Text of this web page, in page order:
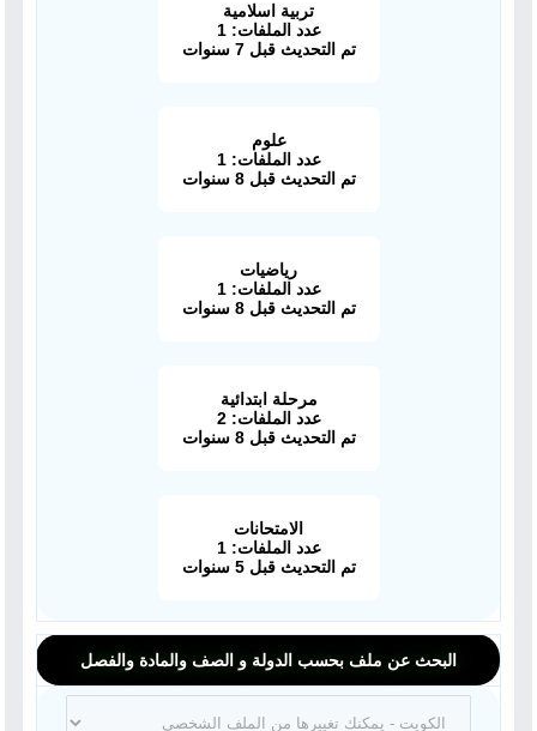
تربية اسلامية
عدد الملفات: 1
تم التحديث قبل 7 سنوات
علوم
عدد الملفات: 1
تم التحديث قبل 8 سنوات
رياضيات
عدد الملفات: 1
تم التحديث قبل 8 سنوات
مرحلة ابتدائية
عدد الملفات: 2
تم التحديث قبل 8 سنوات
الامتحانات
عدد الملفات: 1
تم التحديث قبل 5 سنوات
البحث عن ملف بحسب الدولة و الصف والمادة والفصل